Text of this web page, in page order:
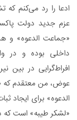
ادعا را رد می‌کنم
عزم جدید دولت
«جماعت الدعوه»
داخلی بوده و در
افراط‌گرایی در بین
عوض، من معتقدم که
الدعوه» برای ایجاد
«لشکر طیبه» است